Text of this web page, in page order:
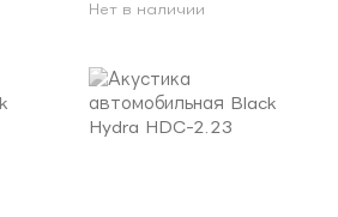
Нет в наличии